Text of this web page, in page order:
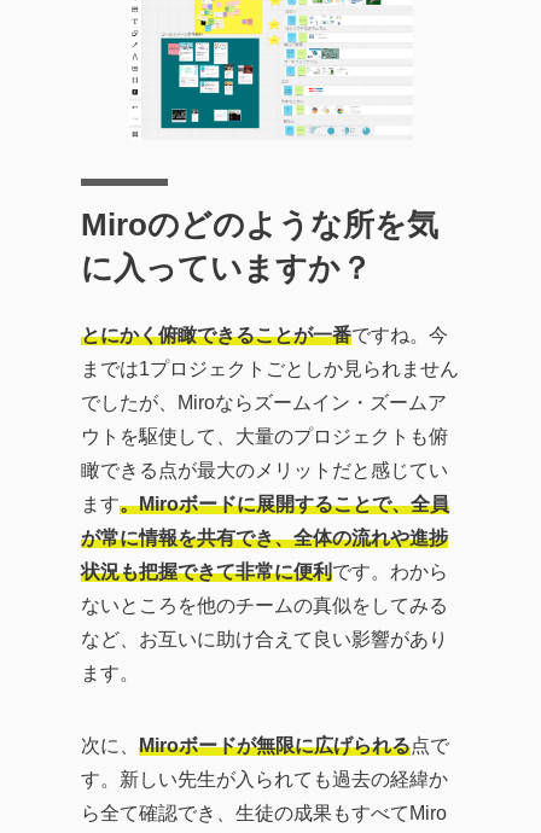
Miroのどのような所を気
に入っていますか？
とにかく俯瞰できることが一番ですね。今
までは1プロジェクトごとしか見られません
でしたが、Miroならズームイン・ズームア
ウトを駆使して、大量のプロジェクトも俯
瞰できる点が最大のメリットだと感じてい
ます。Miroボードに展開することで、全員
が常に情報を共有でき、全体の流れや進捗
状況も把握できて非常に便利です。わから
ないところを他のチームの真似をしてみる
など、お互いに助け合えて良い影響があり
ます。
次に、 Miroボードが無限に広げられる点で
す。新しい先生が入られても過去の経緯か
ら全て確認でき、生徒の成果もすべてMiro